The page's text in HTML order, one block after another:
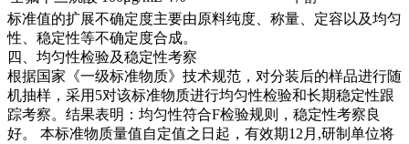
标准值的扩展不确定度主要由原料纯度、称量、定容以及均匀
性、稳定性等不确定度合成。
四、均匀性检验及稳定性考察
根据国家《一级标准物质》技术规范，对分装后的样品进行随
机抽样，采用5对该标准物质进行均匀性检验和长期稳定性跟
踪考察。结果表明：均匀性符合F检验规则，稳定性考察良
好。 本标准物质量值自定值之日起，有效期12月,研制单位将